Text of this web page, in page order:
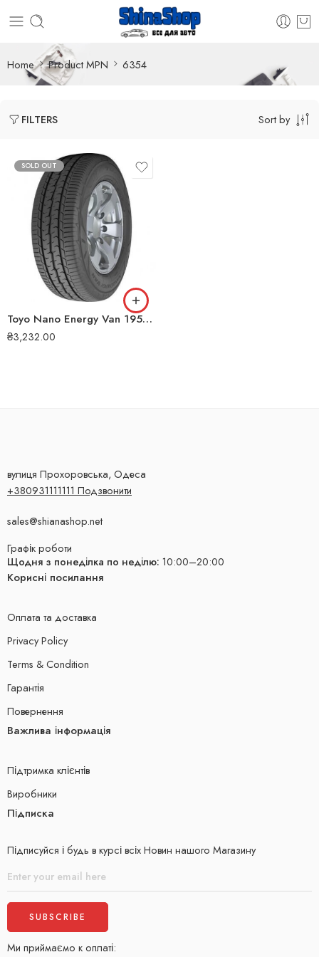
Home Product MPN 6354
FILTERS Sort by
SOLD OUT
Toyo Nano Energy Van 195/70 R15C 104S літня шина
₴3,232.00
вулиця Прохоровська, Одеса
+380931111111 Подзвонити
sales@shianashop.net
Графік роботи
Щодня з понеділка по неділю: 10:00–20:00
Корисні посилання
Оплата та доставка
Privacy Policy
Terms & Condition
Гарантія
Повернення
Важлива інформація
Підтримка клієнтів
Виробники
Підписка
Підписуйся і будь в курсі всіх Новин нашого Магазину
Ми приймаємо к оплаті: